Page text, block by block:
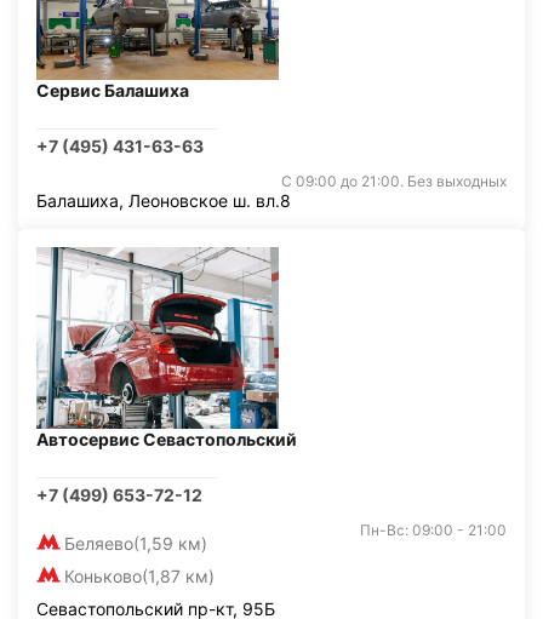
Сервис Балашиха
+7 (495) 431-63-63
С 09:00 до 21:00. Без выходных
Балашиха, Леоновское ш. вл.8
Автосервис Севастопольский
+7 (499) 653-72-12
Беляево(1,59 км)
Коньково(1,87 км)
Пн-Вс: 09:00 - 21:00
Севастопольский пр-кт, 95Б